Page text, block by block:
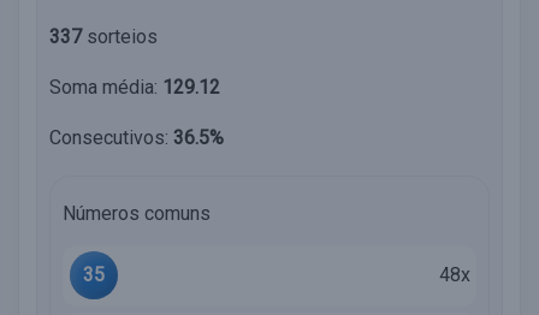
337sorteios
Soma média: 129.12
Consecutivos: 36.5%
Números comuns
35 48x